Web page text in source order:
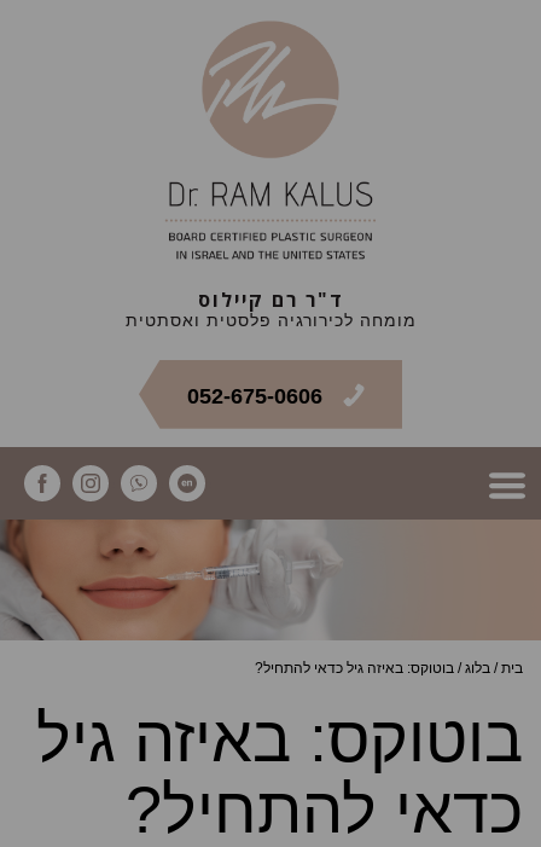
ד"ר רם קיילוס
מומחה לכירורגיה פלסטית ואסתטית
052-675-0606
בית/ בלוג/ בוטוקס: באיזה גיל כדאי להתחיל?
בוטוקס: באיזה גיל
כדאי להתחיל?